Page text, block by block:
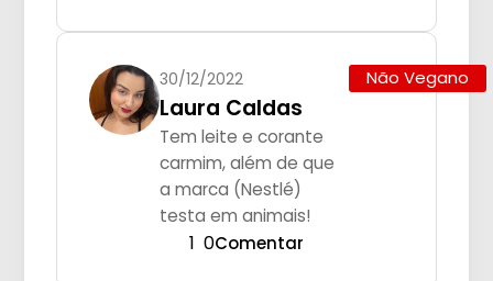
30/12/2022
Laura Caldas
Tem leite e corante
carmim, além de que
a marca (Nestlé)
testa em animais!
Não Vegano
1 0Comentar